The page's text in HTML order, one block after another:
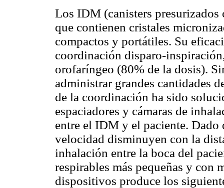
Los IDM (canisters
que contienen cristales
compactos y portátiles. Su
coordinación disparo-
orofaríngeo (80% de la dosis).
administrar grandes cantidades
de la coordinación ha sido
espaciadores y cámaras de
entre el IDM y el paciente.
velocidad disminuyen con la
inhalación entre la boca del
respirables más pequeñas y con
dispositivos produce los